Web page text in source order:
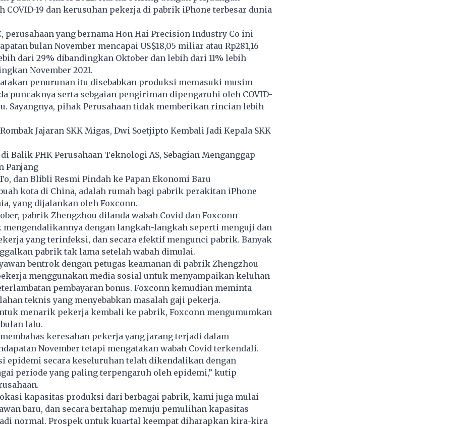
COVID-19 dan kerusuhan pekerja di pabrik iPhone terbesar dunia
perusahaan yang bernama Hon Hai Precision Industry Co ini
bulan November mencapai US$18,05 miliar atau Rp281,16
dari 29% dibandingkan Oktober dan lebih dari 11% lebih
November 2021.
penurunan itu disebabkan produksi memasuki musim
puncaknya serta sebgaian pengiriman dipengaruhi oleh COVID-
Sayangnya, pihak Perusahaan tidak memberikan rincian lebih
Jajaran SKK Migas, Dwi Soetjipto Kembali Jadi Kepala SKK
Balik PHK Perusahaan Teknologi AS, Sebagian Menganggap
Panjang
dan Blibli Resmi Pindah ke Papan Ekonomi Baru
kota di China, adalah rumah bagi pabrik perakitan iPhone
yang dijalankan oleh Foxconn.
pabrik Zhengzhou dilanda wabah Covid dan Foxconn
mengendalikannya dengan langkah-langkah seperti menguji dan
yang terinfeksi, dan secara efektif mengunci pabrik. Banyak
pabrik tak lama setelah wabah dimulai.
bentrok dengan petugas keamanan di pabrik Zhengzhou
menggunakan media sosial untuk menyampaikan keluhan
pembayaran bonus. Foxconn kemudian meminta
teknis yang menyebabkan masalah gaji pekerja.
menarik pekerja kembali ke pabrik, Foxconn mengumumkan
lalu.
keresahan pekerja yang jarang terjadi dalam
November tetapi mengatakan wabah Covid terkendali.
epidemi secara keseluruhan telah dikendalikan dengan
periode yang paling terpengaruh oleh epidemi,” kutip
kapasitas produksi dari berbagai pabrik, kami juga mulai
baru, dan secara bertahap menuju pemulihan kapasitas
normal. Prospek untuk kuartal keempat diharapkan kira-kira